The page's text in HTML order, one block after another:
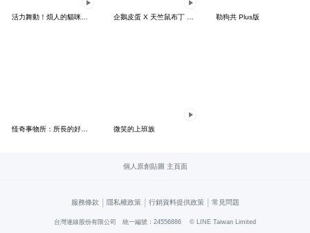
活力舞動！煩人的貓咪★迷你版 2 企鵝皮蛋 X 天竺鼠布丁 有點厭世 勒狗共 Plus版
微笑的上班族
個人原創貼圖 主頁面
服務條款 | 隱私權政策 | 行銷資料提供政策 | 常見問題
台灣連線股份有限公司 統一編號：24556886 © LINE Taiwan Limited